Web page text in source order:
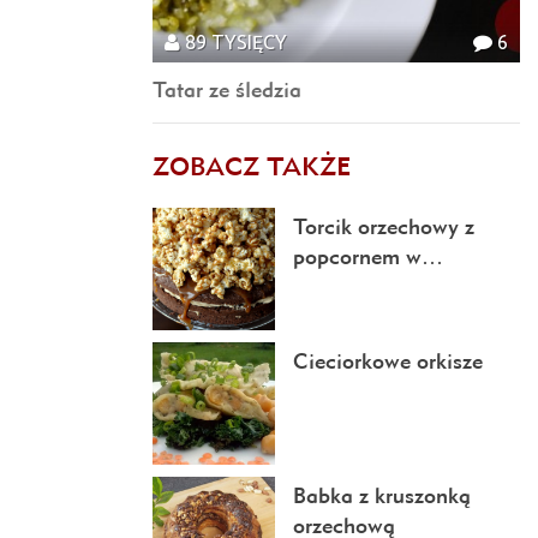
6
89 TYSIĘCY
Tatar ze śledzia
ZOBACZ TAKŻE
Torcik orzechowy z
popcornem w…
Cieciorkowe orkisze
Babka z kruszonką
orzechową